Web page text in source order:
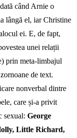
când Arnie o
lângă el, iar Christine
ei. E, de fapt,
unei relații
prin meta-limbajul
de text.
nonverbal dintre
care și-a privit
sexual: George
Little Richard,